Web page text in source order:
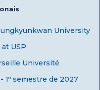
University
USP
Université
1º semestre de 2027